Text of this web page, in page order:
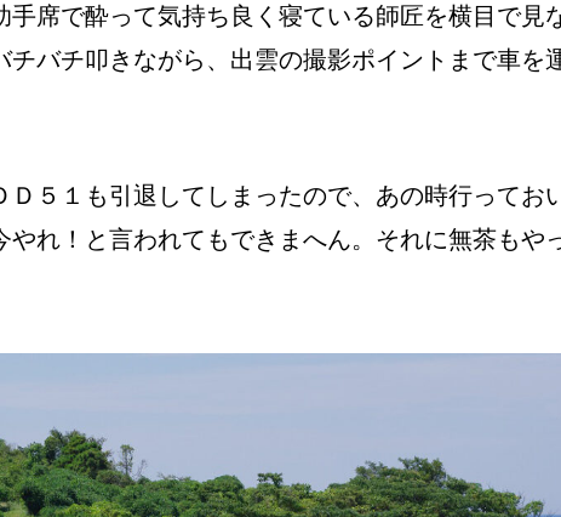
席で酔って気持ち良く寝ている師匠を横目で見
チバチ叩きながら、出雲の撮影ポイントまで車を
Ｄ５１も引退してしまったので、あの時行ってお
やれ！と言われてもできまへん。それに無茶もや